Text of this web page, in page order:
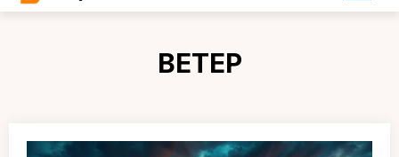
Новости мира
ВЕТЕР